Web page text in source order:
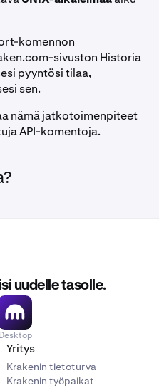
komennon
sivuston Historia
pyyntösi tilaa,
sen.
nämä jatkotoimenpiteet
API-komentoja.
uudelle tasolle.
Desktop
Yritys
Krakenin tietoturva
Krakenin työpaikat